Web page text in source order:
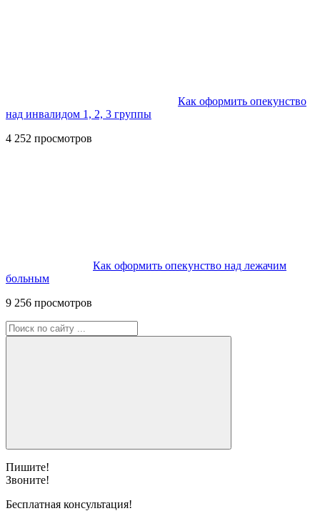
Как оформить опекунство
над инвалидом 1, 2, 3 группы
4 252 просмотров
Как оформить опекунство над лежачим
больным
9 256 просмотров
Пишите!
Звоните!
Бесплатная консультация!